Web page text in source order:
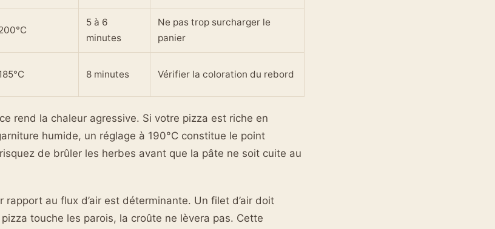
5 à 6
minutes
Ne pas trop surcharger le
panier
8 minutes Vérifier la coloration du rebord
rend la chaleur agressive. Si votre pizza est riche en
humide, un réglage à 190°C constitue le point
de brûler les herbes avant que la pâte ne soit cuite au
rapport au flux d’air est déterminante. Un filet d’air doit
touche les parois, la croûte ne lèvera pas. Cette